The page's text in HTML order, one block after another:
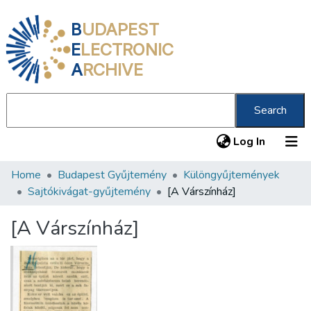
BUDAPEST
ELECTRONIC
ARCHIVE
Search
Log In (current)
Communities & Collections
Statistics
About us
Home Budapest Gyűjtemény
Különgyűjtemények
Sajtókivágat-gyűjtemény
[A Várszínház]
[A Várszínház]